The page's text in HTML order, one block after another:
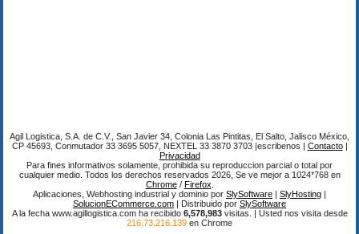
Agil Logistica, S.A. de C.V., San Javier 34, Colonia Las Pintitas, El Salto, Jalisco México,
CP 45693, Conmutador 33 3695 5057, NEXTEL 33 3870 3703 |escribenos | Contacto|
Privacidad
Para fines informativos solamente, prohibida su reproduccion parcial o total por
cualquier medio. Todos los derechos reservados 2026, Se ve mejor a 1024*768 en
Chrome/ Firefox
Aplicaciones, Webhosting industrial y dominio por SlySoftware | SlyHosting |
SolucionECommerce.com | Distribuido por SlySoftware
A la fecha www.agillogistica.com ha recibido 6,578,983visitas. | Usted nos visita desde
216.73.216.139 en Chrome